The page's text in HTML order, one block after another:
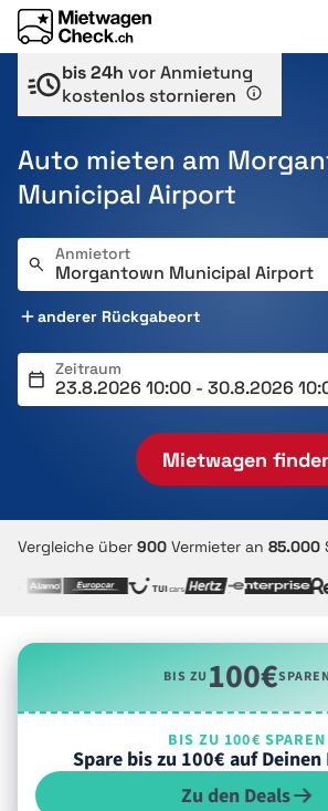
bis 24h vor Anmietung
kostenlos stornieren
Auto mieten am
Municipal Airport
Anmietort
anderer Rückgabeort
Zeitraum
Mietwagen
Vergleiche über 900 Vermieter an 85.000
BIS ZU100€SPAREN
BIS ZU 100€ SPAREN
Spare bis zu 100€ auf
Zu den Deals